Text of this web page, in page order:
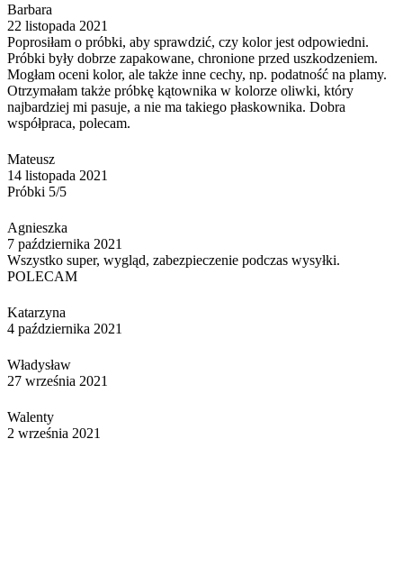
Barbara
22 listopada 2021
Poprosiłam o próbki, aby sprawdzić, czy kolor jest odpowiedni.
Próbki były dobrze zapakowane, chronione przed uszkodzeniem.
Mogłam oceni kolor, ale także inne cechy, np. podatność na plamy.
Otrzymałam także próbkę kątownika w kolorze oliwki, który
najbardziej mi pasuje, a nie ma takiego płaskownika. Dobra
współpraca, polecam.
Mateusz
14 listopada 2021
Próbki 5/5
Agnieszka
7 października 2021
Wszystko super, wygląd, zabezpieczenie podczas wysyłki.
POLECAM
Katarzyna
4 października 2021
Władysław
27 września 2021
Walenty
2 września 2021